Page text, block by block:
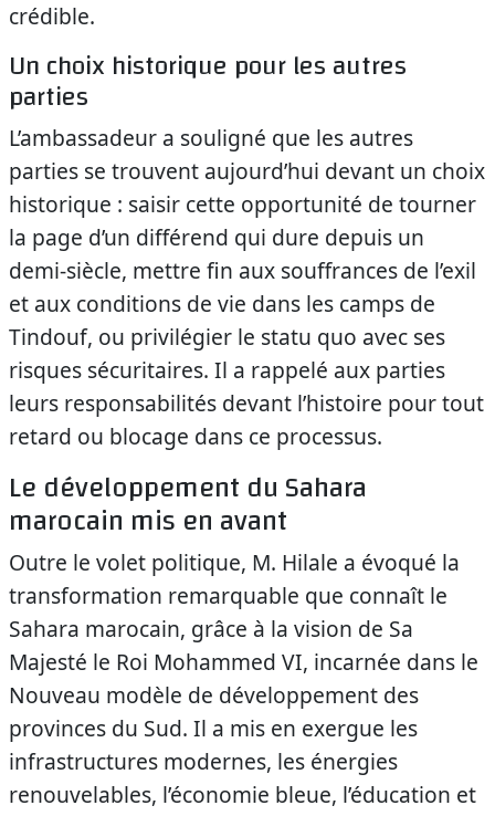
crédible.
Un choix historique pour les autres
parties
L’ambassadeur a souligné que les autres
parties se trouvent aujourd’hui devant un choix
historique : saisir cette opportunité de tourner
la page d’un différend qui dure depuis un
demi-siècle, mettre fin aux souffrances de l’exil
et aux conditions de vie dans les camps de
Tindouf, ou privilégier le statu quo avec ses
risques sécuritaires. Il a rappelé aux parties
leurs responsabilités devant l’histoire pour tout
retard ou blocage dans ce processus.
Le développement du Sahara
marocain mis en avant
Outre le volet politique, M. Hilale a évoqué la
transformation remarquable que connaît le
Sahara marocain, grâce à la vision de Sa
Majesté le Roi Mohammed VI, incarnée dans le
Nouveau modèle de développement des
provinces du Sud. Il a mis en exergue les
infrastructures modernes, les énergies
renouvelables, l’économie bleue, l’éducation et